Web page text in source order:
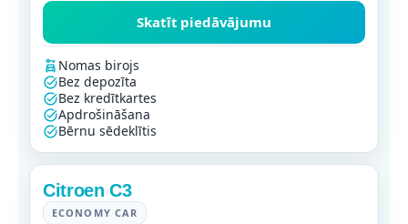
Skatīt piedāvājumu
Nomas birojs
Bez depozīta
Bez kredītkartes
Apdrošināšana
Bērnu sēdeklītis
Citroen C3
ECONOMY CAR